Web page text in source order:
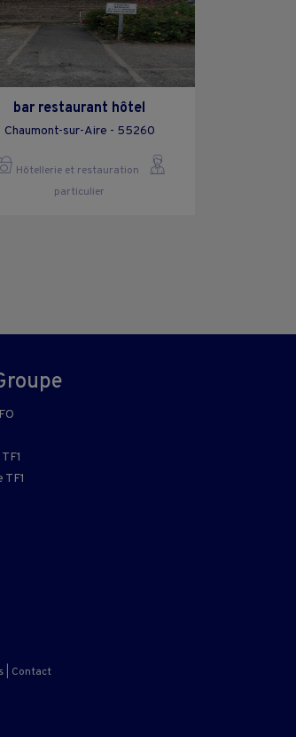
bar restaurant hôtel
Chaumont-sur-Aire - 55260
Hôtellerie et restauration
particulier
TF1
Contact